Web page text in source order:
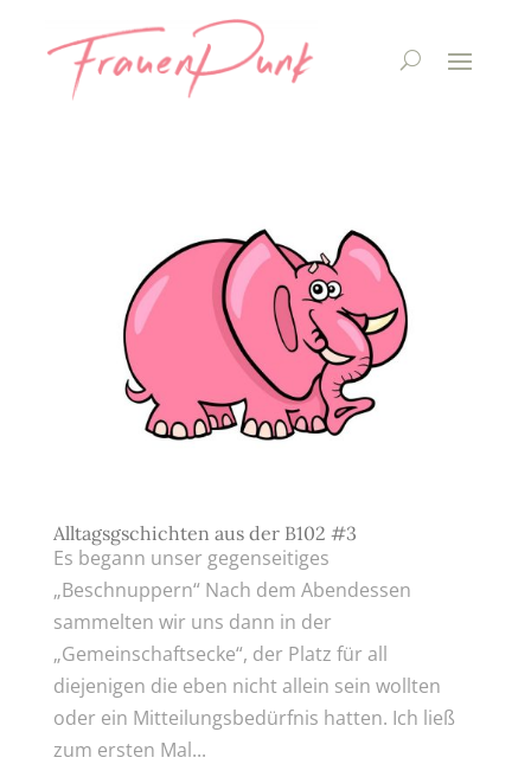
Alltagsgschichten aus der B102 #3
Es begann unser gegenseitiges
„Beschnuppern“ Nach dem Abendessen
sammelten wir uns dann in der
„Gemeinschaftsecke“, der Platz für all
diejenigen die eben nicht allein sein wollten
oder ein Mitteilungsbedürfnis hatten. Ich ließ
zum ersten Mal...